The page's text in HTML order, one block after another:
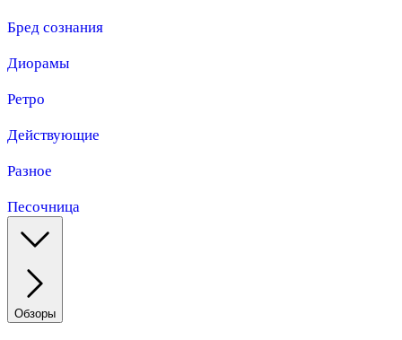
Бред сознания
Диорамы
Ретро
Действующие
Разное
Песочница
Обзоры